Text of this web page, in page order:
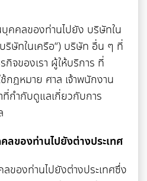
บุคคลของท่านไปยัง บริษัทใน
ริษัทในเครือ“) บริษัท อื่น ๆ ที่
จของเรา ผู้ให้บริการ ที่
ฎหมาย ศาล เจ้าพนักงาน
กํากับดูแลเกี่ยวกับการ
ของท่านไปยังต่างประเทศ
ของท่านไปยังต่างประเทศซึ่ง